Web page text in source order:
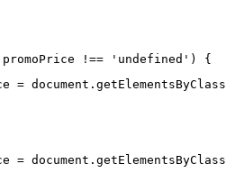
!== 'undefined') {
=
=